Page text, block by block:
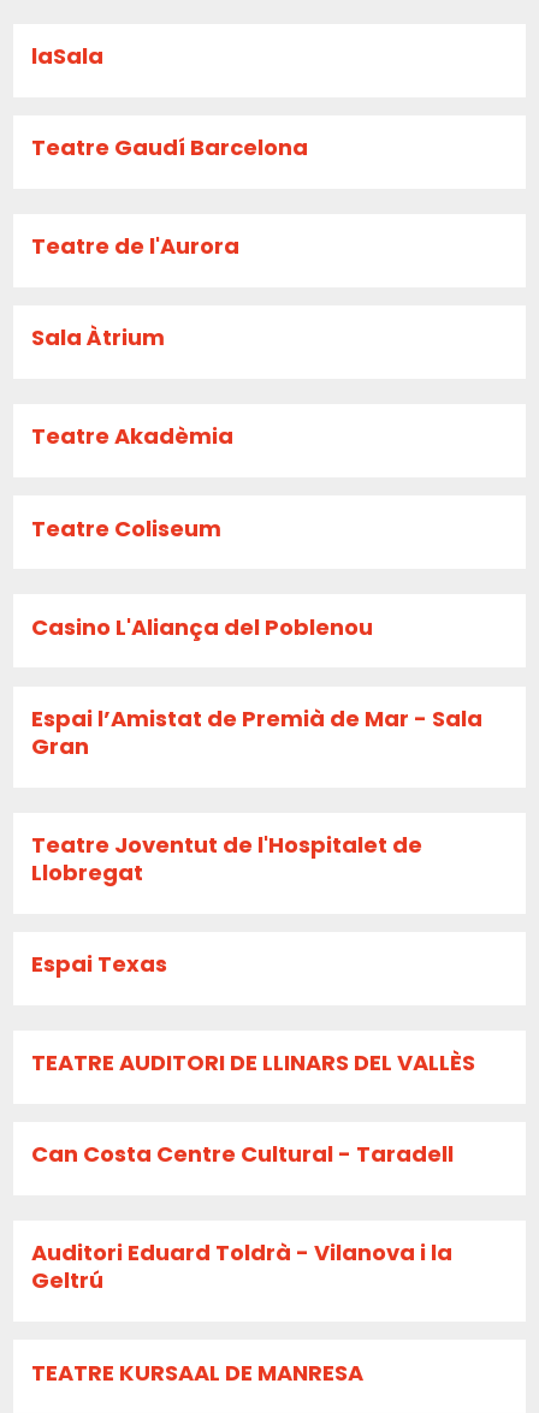
laSala
Teatre Gaudí Barcelona
Teatre de l'Aurora
Sala Àtrium
Teatre Akadèmia
Teatre Coliseum
Casino L'Aliança del Poblenou
Espai l’Amistat de Premià de Mar - Sala
Gran
Teatre Joventut de l'Hospitalet de
Llobregat
Espai Texas
TEATRE AUDITORI DE LLINARS DEL VALLÈS
Can Costa Centre Cultural - Taradell
Auditori Eduard Toldrà - Vilanova i la
Geltrú
TEATRE KURSAAL DE MANRESA